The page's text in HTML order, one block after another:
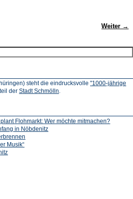
Weiter →
steht die eindrucksvolle "1000-jährige
der Stadt Schmölln.
Flohmarkt: Wer möchte mitmachen?
in Nöbdenitz
Musik“